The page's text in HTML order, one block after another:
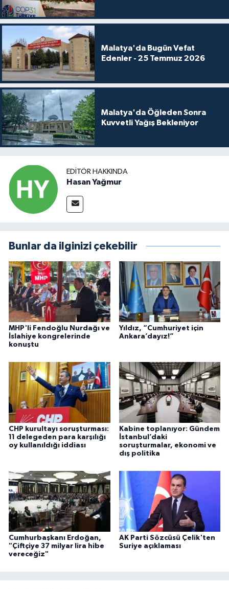
Malatya'da Bugün Vefat
Edenler - 25 Temmuz 2026
Malatya'da Öğleden Sonra
Kuvvetli Yağış Bekleniyor
EDITÖR HAKKINDA
Hasan Yağmur
Bunlar da ilginizi çekebilir
MHP'li Fendoğlu Nurdağı ve
İslahiye kongrelerinde
konuştu
Yıldız, “Cumhuriyet için
Ankara’dayız!”
CHP kurultayı soruşturması:
11 delegeden para karşılığı
oy kullanıldığı iddiası
Kabine toplanıyor: Gündem
İstanbul’daki
soruşturmalar, ekonomi ve
dış politika
Cumhurbaşkanı Erdoğan,
"Çiftçiye 37 milyar lira hibe
vereceğiz"
AK Parti Sözcüsü Çelik'ten
Suriye açıklaması